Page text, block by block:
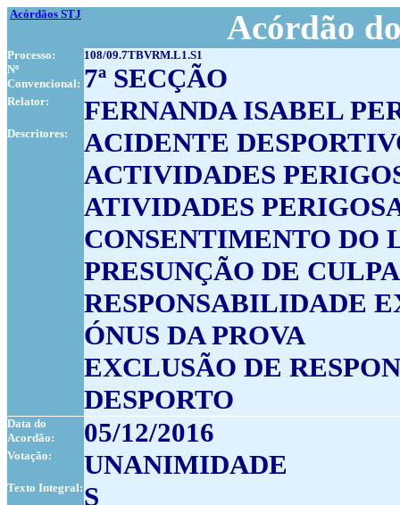
Acórdãos STJ Acórdão
Processo:
108/09.7TBVRM.L1.S1
Nº
Convencional: 7ª SECÇÃO
Relator: FERNANDA ISABEL
Descritores:
ACIDENTE
ACTIVIDADES
ATIVIDADES
CONSENTIMENTO DO
PRESUNÇÃO DE CULPA
RESPONSABILIDADE
ÓNUS DA PROVA
EXCLUSÃO DE
DESPORTO
Data do
Acordão:
05/12/2016
Votação: UNANIMIDADE
Texto Integral: S